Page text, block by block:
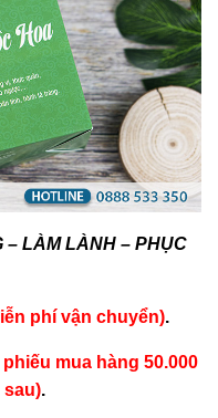
– LÀM LÀNH – PHỤC
phí vận chuyển).
mua hàng 50.000
sau).